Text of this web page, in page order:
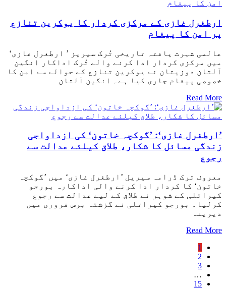
ارطغرل غازی کے مرکزی کردار کا یوکرین تنازع
پر امن کا پیغام
عالمی شہرت یافتہ تاریخی تُرک سیریز ’ ارطغرل غازی‘
میں مرکزی کردار ادا کرنے والے تُرک اداکار انگین
آلتان دوزیتان نے یوکرین تنازع کے حوالے سے امن کا
خصوصی پیغام جاری کیا ہے۔ انگین آلتان
Read More
’ارطغرل غازی‘: ’گوکچہ خاتون‘ کی ازداواجی
زندگی مسائل کا شکار، طلاق کیلئے عدالت سے
رجوع
معروف ترک ڈرامہ سیریل ’ارطغرل غازی‘ میں ’گوکچہ
خاتون‘ کا کردار ادا کرنے والی اداکارہ بورجو
کیراتلی کے شوہر نے طلاق کے لیے عدالت سے رجوع
کرلیا۔ بورجو کیراتلی نے گزشتہ برس فروری میں
دیرینہ
Read More
1
2
3
…
15